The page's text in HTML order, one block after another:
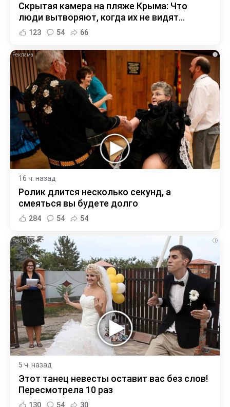
Скрытая камера на пляже Крыма: Что
люди вытворяют, когда их не видят...
123 54 66
i
16 ч. назад
Ролик длится несколько секунд, а
смеяться вы будете долго
284 54 54
i
5 ч. назад
Этот танец невесты оставит вас без слов!
Пересмотрела 10 раз
130 54 30